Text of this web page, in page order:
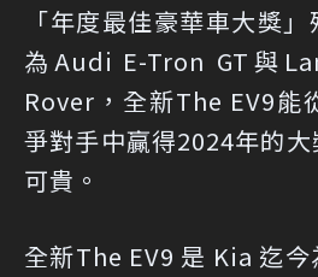
「年度最佳豪華車大獎
為Audi E-Tron GT與
Rover，全新The EV9能
爭對手中贏得2024年的
可貴。
全新The EV9 是 Kia 迄